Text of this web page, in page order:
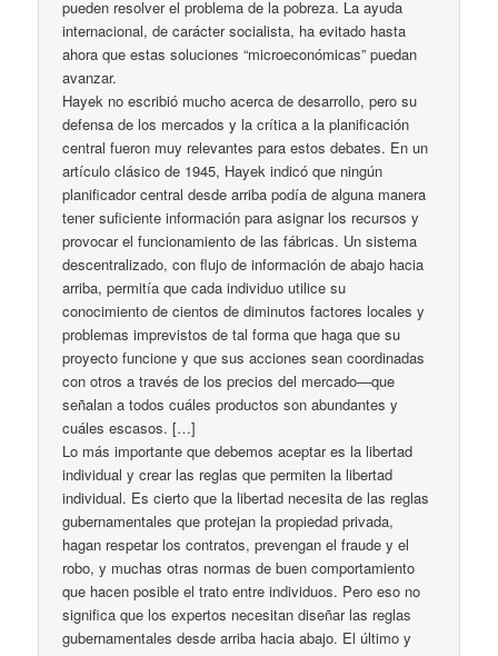
pueden resolver el problema de la pobreza. La ayuda
internacional, de carácter socialista, ha evitado hasta
ahora que estas soluciones “microeconómicas” puedan
avanzar.
Hayek no escribió mucho acerca de desarrollo, pero su
defensa de los mercados y la crítica a la planificación
central fueron muy relevantes para estos debates. En un
artículo clásico de 1945, Hayek indicó que ningún
planificador central desde arriba podía de alguna manera
tener suficiente información para asignar los recursos y
provocar el funcionamiento de las fábricas. Un sistema
descentralizado, con flujo de información de abajo hacia
arriba, permitía que cada individuo utilice su
conocimiento de cientos de diminutos factores locales y
problemas imprevistos de tal forma que haga que su
proyecto funcione y que sus acciones sean coordinadas
con otros a través de los precios del mercado—que
señalan a todos cuáles productos son abundantes y
cuáles escasos. […]
Lo más importante que debemos aceptar es la libertad
individual y crear las reglas que permiten la libertad
individual. Es cierto que la libertad necesita de las reglas
gubernamentales que protejan la propiedad privada,
hagan respetar los contratos, prevengan el fraude y el
robo, y muchas otras normas de buen comportamiento
que hacen posible el trato entre individuos. Pero eso no
significa que los expertos necesitan diseñar las reglas
gubernamentales desde arriba hacia abajo. El último y